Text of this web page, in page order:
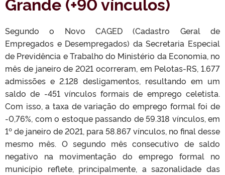
Segundo o Novo CAGED (Cadastro Geral de
Empregados e Desempregados) da Secretaria Especial
de Previdência e Trabalho do Ministério da Economia, no
mês de janeiro de 2021 ocorreram, em Pelotas-RS, 1.677
admissões e 2.128 desligamentos, resultando em um
saldo de -451 vínculos formais de emprego celetista.
Com isso, a taxa de variação do emprego formal foi de
-0,76%, com o estoque passando de 59.318 vínculos, em
1º de janeiro de 2021, para 58.867 vínculos, no final desse
mesmo mês. O segundo mês consecutivo de saldo
negativo na movimentação do emprego formal no
município reflete, principalmente, a sazonalidade das